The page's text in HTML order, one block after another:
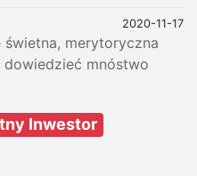
2020-11-17
merytoryczna
mnóstwo
Inwestor